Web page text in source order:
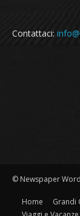
Contattaci:
© Newspaper
Home Grandi